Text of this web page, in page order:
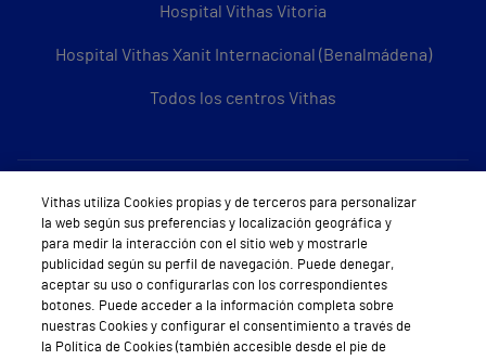
Hospital Vithas Vitoria
Hospital Vithas Xanit Internacional (Benalmádena)
Todos los centros Vithas
Sobre Vithas
Quiénes somos
Trabajar en Vithas
Teléfono Cita Médica
Vithas utiliza Cookies propias y de terceros para personalizar
la web según sus preferencias y localización geográfica y
para medir la interacción con el sitio web y mostrarle
publicidad según su perfil de navegación. Puede denegar,
aceptar su uso o configurarlas con los correspondientes
botones. Puede acceder a la información completa sobre
nuestras Cookies y configurar el consentimiento a través de
la Política de Cookies (también accesible desde el pie de